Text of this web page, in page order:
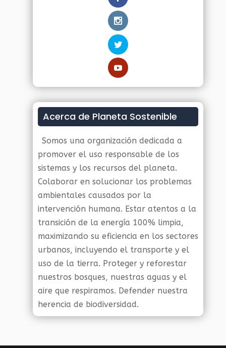
Acerca de Planeta Sostenible
Somos una organización dedicada a
promover el uso responsable de los
sistemas y los recursos del planeta.
Colaborar en solucionar los problemas
ambientales causados por la
intervención humana. Estar atentos a la
transición de la energía 100% limpia,
maximizando su eficiencia en los sectores
urbanos, incluyendo el transporte y el
uso de la tierra. Proteger y reforestar
nuestros bosques, nuestras aguas y el
aire que respiramos. Defender nuestra
herencia de biodiversidad.